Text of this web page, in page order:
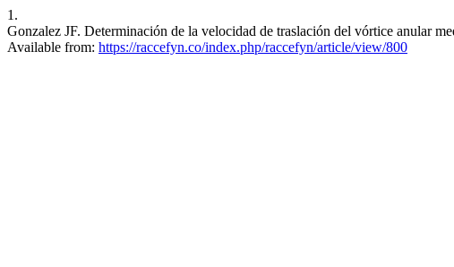
1.
Gonzalez JF. Determinación de la velocidad de traslación del vórtice anular
Available from: https://raccefyn.co/index.php/raccefyn/article/view/800